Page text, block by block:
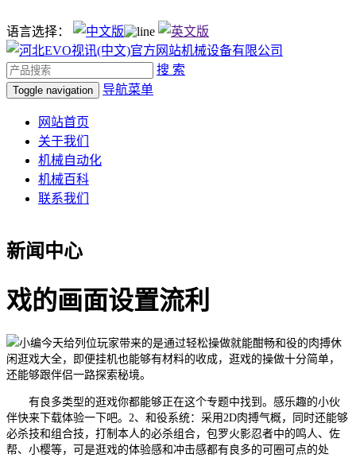
语言选择：
搜 索
Toggle navigation 导航菜单
网站首页
关于我们
机械自动化
机械百科
联系我们
新闻中心
戏的画面设置流利
小编今天给列位玩家带来的是通过轻松操做就能酣畅和役的肉搏休
闲逛戏大全，即便挂机也能够有材料的收成，逛戏的操做十分简单，
还能够跟伴侣一路探索秘境。
有良多类型的逛戏你都能够正在这个专题中找到。感乐趣的小伙
伴快来下载体验一下吧。2、和役系统：采用2D肉搏气概，同时还能够
必杀技和组合技，打制本人的必杀组合，包罗火影忍者中的鸣人、佐
帮、小樱等，可是逛戏的体验感和冲击感都有良多的可圈可点的处